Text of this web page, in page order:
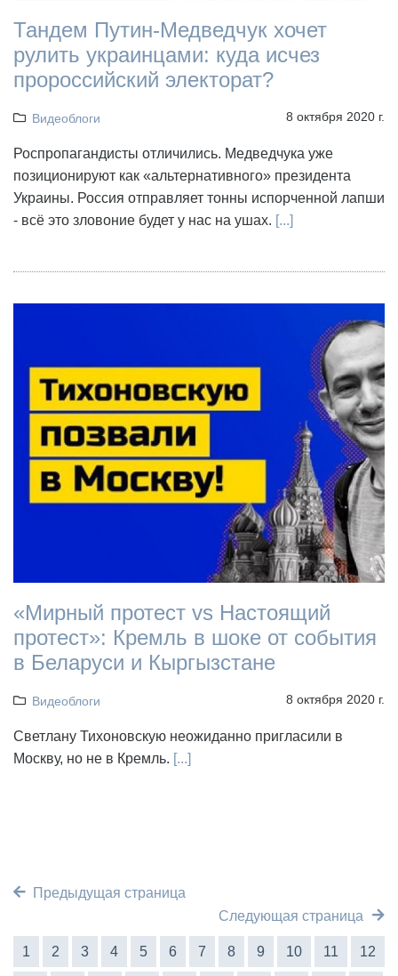
Тандем Путин-Медведчук хочет
рулить украинцами: куда исчез
пророссийский электорат?
Видеоблоги 8 октября 2020 г.
Роспропагандисты отличились. Медведчука уже
позиционируют как «альтернативного» президента
Украины. Россия отправляет тонны испорченной лапши
- всё это зловоние будет у нас на ушах. [...]
«Мирный протест vs Настоящий
протест»: Кремль в шоке от события
в Беларуси и Кыргызстане
Видеоблоги 8 октября 2020 г.
Светлану Тихоновскую неожиданно пригласили в
Москву, но не в Кремль. [...]
Предыдущая страница
Следующая страница
1 2 3 4 5 6 7 8 9 10 11 12